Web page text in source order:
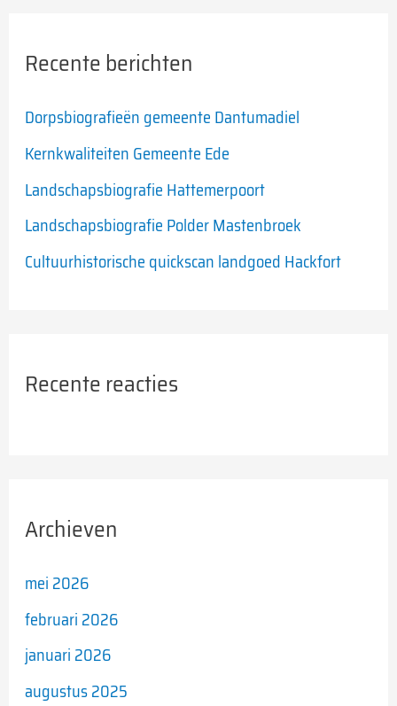
n
a
r
:
Recente berichten
Dorpsbiografieën gemeente Dantumadiel
Kernkwaliteiten Gemeente Ede
Landschapsbiografie Hattemerpoort
Landschapsbiografie Polder Mastenbroek
Cultuurhistorische quickscan landgoed Hackfort
Recente reacties
Archieven
mei 2026
februari 2026
januari 2026
augustus 2025